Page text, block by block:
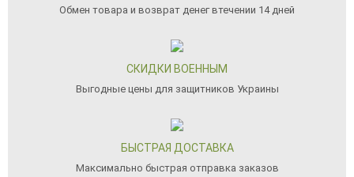
Обмен товара и возврат денег втечении 14 дней
СКИДКИ ВОЕННЫМ
Выгодные цены для защитников Украины
БЫСТРАЯ ДОСТАВКА
Максимально быстрая отправка заказов